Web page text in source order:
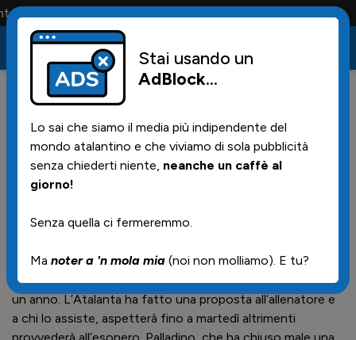
maglia e solo i tifosi la portano tutta la vita
05/06/2026 | 23.54
Pedullà: Palladino, Zingonia
aspetta sino a martedi
Scrive Pedulla sul suo sito:
L’Atalanta e Raffaele Palladino cercheranno un accordo
per la risoluzione del contratto in scadenza tra poco più di
un anno. L’Atalanta ha fatto una proposta all’allenatore e
a chi lo assiste, aspetterà fino a martedì altrimenti
Stai usando un
AdBlock...
Lo sai che siamo il media più indipendente del
mondo atalantino e che viviamo di sola pubblicità
senza chiederti niente, neanche un caffè al
giorno!
Senza quella ci fermeremmo.
Ma noter a 'n mola mia (noi non molliamo). E tu?